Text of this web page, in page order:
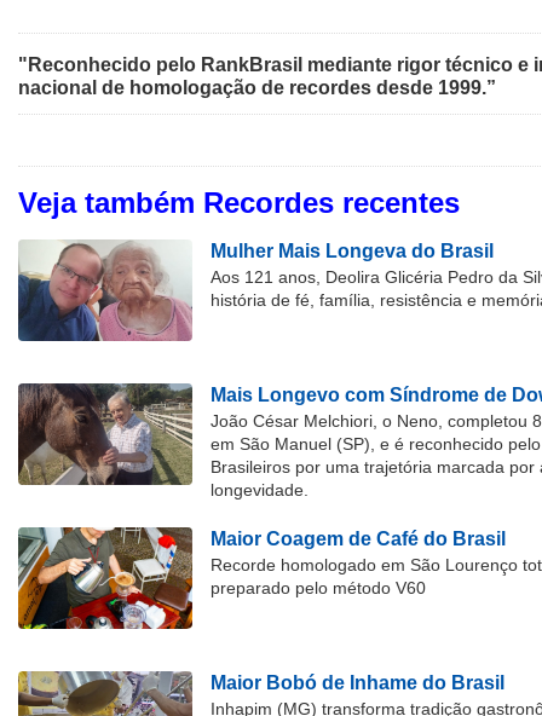
"Reconhecido pelo RankBrasil mediante rigor técnico e
nacional de homologação de recordes desde 1999.”
Veja também Recordes recentes
Mulher Mais Longeva do Brasil
Aos 121 anos, Deolira Glicéria Pedro da
história de fé, família, resistência e
Mais Longevo com Síndrome de
João César Melchiori, o Neno, completou
em São Manuel (SP), e é reconhecido
Brasileiros por uma trajetória marcada por
longevidade.
Maior Coagem de Café do Brasil
Recorde homologado em São Lourenço
preparado pelo método V60
Maior Bobó de Inhame do Brasil
Inhapim (MG) transforma tradição